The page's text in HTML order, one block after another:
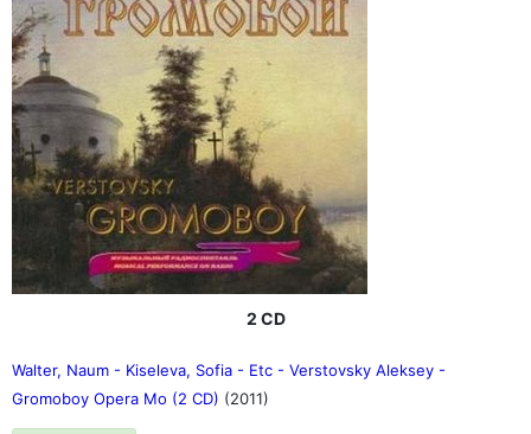
2 CD
Walter, Naum - Kiseleva, Sofia - Etc - Verstovsky Aleksey -
Gromoboy Opera Mo (2 CD) (2011)